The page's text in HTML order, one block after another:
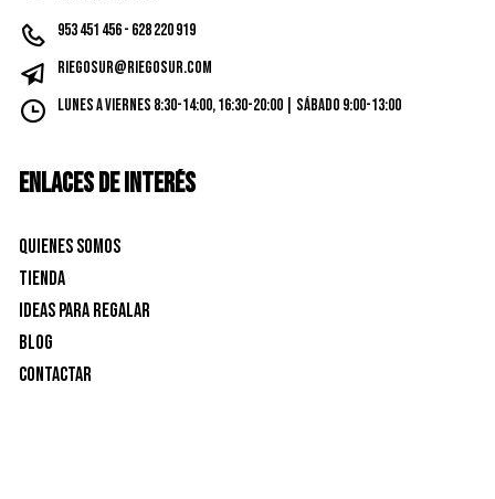
953 451 456 - 628 220 919
riegosur@riegosur.com
Lunes a Viernes 8:30-14:00, 16:30-20:00 | Sábado 9:00-13:00
ENLACES DE INTERÉS
Quienes Somos
Tienda
Ideas para Regalar
Blog
Contactar